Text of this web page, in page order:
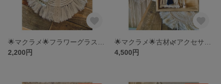
2,200円
4,500円